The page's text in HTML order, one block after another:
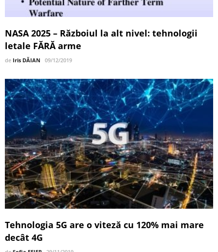
NASA 2025 – Războiul la alt nivel: tehnologii
letale FĂRĂ arme
de Iris DĂIAN 09/12/2019
Tehnologia 5G are o viteză cu 120% mai mare
decât 4G